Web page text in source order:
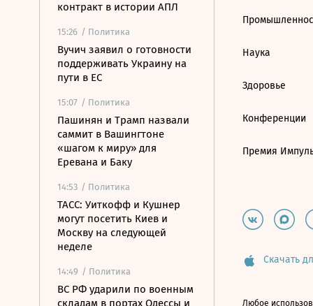
контракт в истории АПЛ
15:26 / Политика
Вучич заявил о готовности
поддерживать Украину на
пути в ЕС
15:07 / Политика
Пашинян и Трамп назвали
саммит в Вашингтоне
«шагом к миру» для
Еревана и Баку
14:53 / Политика
ТАСС: Уиткофф и Кушнер
могут посетить Киев и
Москву на следующей
неделе
14:49 / Политика
ВС РФ ударили по военным
складам в портах Одессы и
Наука
Здоровье
Конференции
Премия
Скачать
Любое